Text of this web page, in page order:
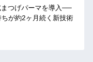
つげパーマを導入──
が約2ヶ月続く新技術